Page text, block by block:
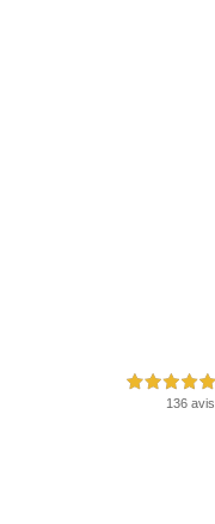
5,0 étoiles sur 5
136 avis